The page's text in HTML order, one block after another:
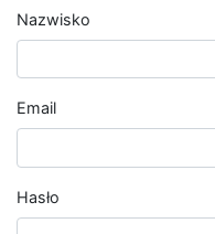
Nazwisko
Email
Hasło